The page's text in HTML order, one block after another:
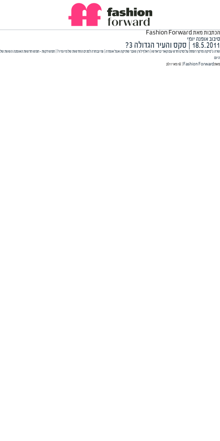
הכתבות מאת Fashion Forward
סיבוב אופנה יומי
18.5.2011 | סקס והעיר הגדולה 3?
שרה ג'סיקה פרקר רומזת על סרט חדש עם קארי בראדשו | ראלף לורן שובר שתיקה אצל אופרה | ומי נבחרה לפנים החדשות של מיו מיו? | חמש דקות – חמש חדשות האופנה השוות של
היום
מאתFashion Forward